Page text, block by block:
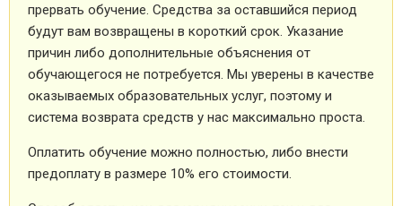
прервать обучение. Средства за оставшийся период
будут вам возвращены в короткий срок. Указание
причин либо дополнительные объяснения от
обучающегося не потребуется. Мы уверены в качестве
оказываемых образовательных услуг, поэтому и
система возврата средств у нас максимально проста.
Оплатить обучение можно полностью, либо внести
предоплату в размере 10% его стоимости.